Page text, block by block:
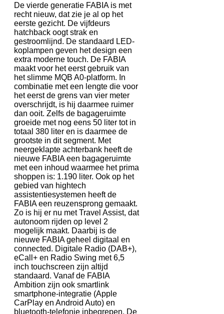
De vierde generatie FABIA is met
recht nieuw, dat zie je al op het
eerste gezicht. De vijfdeurs
hatchback oogt strak en
gestroomlijnd. De standaard LED-
koplampen geven het design een
extra moderne touch. De FABIA
maakt voor het eerst gebruik van
het slimme MQB A0-platform. In
combinatie met een lengte die voor
het eerst de grens van vier meter
overschrijdt, is hij daarmee ruimer
dan ooit. Zelfs de bagageruimte
groeide met nog eens 50 liter tot in
totaal 380 liter en is daarmee de
grootste in dit segment. Met
neergeklapte achterbank heeft de
nieuwe FABIA een bagageruimte
met een inhoud waarmee het prima
shoppen is: 1.190 liter. Ook op het
gebied van hightech
assistentiesystemen heeft de
FABIA een reuzensprong gemaakt.
Zo is hij er nu met Travel Assist, dat
autonoom rijden op level 2
mogelijk maakt. Daarbij is de
nieuwe FABIA geheel digitaal en
connected. Digitale Radio (DAB+),
eCall+ en Radio Swing met 6,5
inch touchscreen zijn altijd
standaard. Vanaf de FABIA
Ambition zijn ook smartlink
smartphone-integratie (Apple
CarPlay en Android Auto) en
bluetooth-telefonie inbegrepen. De